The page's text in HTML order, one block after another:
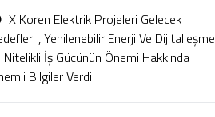
X Koren Elektrik Projeleri Gelecek
, Yenilenebilir Enerji Ve Dijitalleşme
Nitelikli İş Gücünün Önemi Hakkında
Bilgiler Verdi